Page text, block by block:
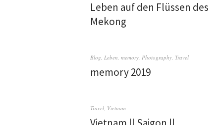
Leben auf den Flüssen des
Mekong
Blog,Leben,memory,Photography, Travel
memory 2019
Travel, Vietnam